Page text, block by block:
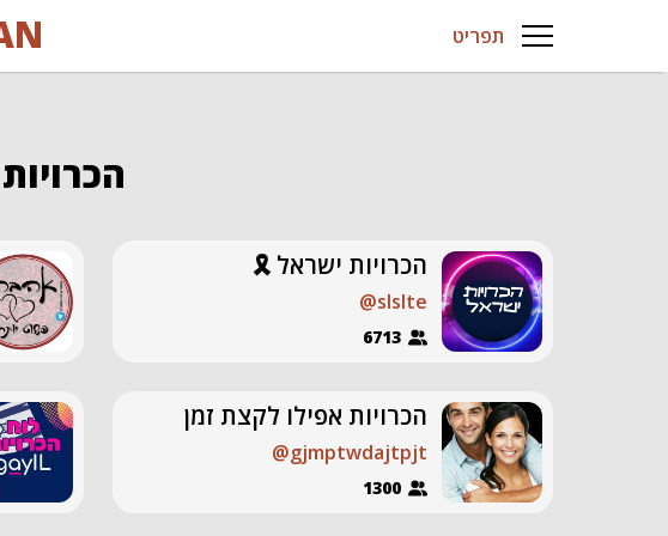
תפריט
הכרויות ישראל 🎗
@slslte
6713
הכרויות אפילו לקצת זמן
@gjmptwdajtpjt
1300